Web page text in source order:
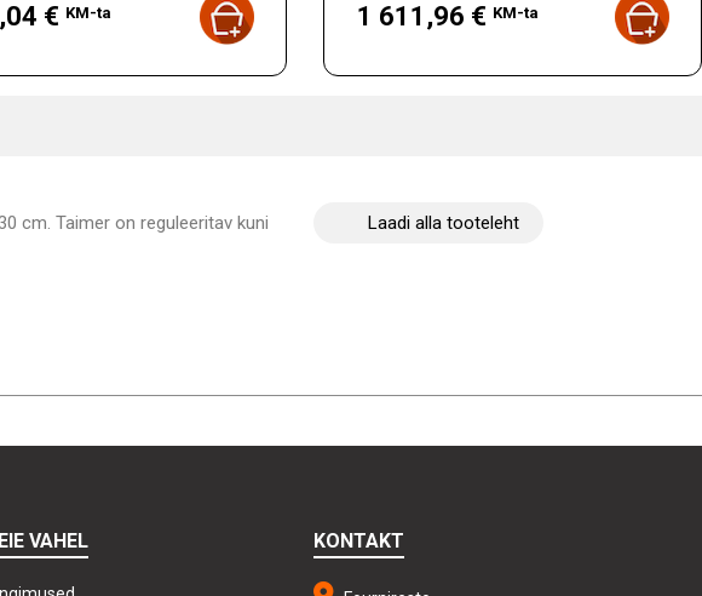
€ KM-ta 1 611,96 € KM-ta
cm. Taimer on reguleeritav kuni
Laadi alla tooteleht
VAHEL KONTAKT